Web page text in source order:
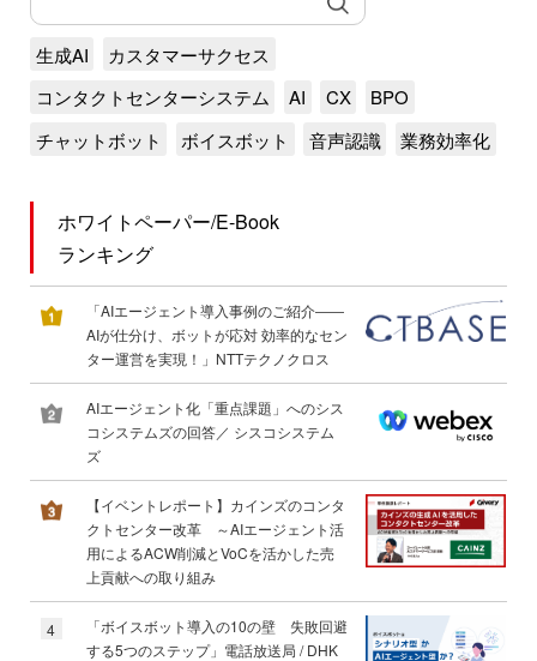
生成AI
カスタマーサクセス
コンタクトセンターシステム
AI CX
BPO
チャットボット
ボイスボット 音声認識 業務効率化
ホワイトペーパー/E-Book
ランキング
「AIエージェント導入事例のご紹介――
AIが仕分け、ボットが応対 効率的なセン
ター運営を実現！」NTTテクノクロス
AIエージェント化「重点課題」へのシス
コシステムズの回答／ シスコシステム
ズ
【イベントレポート】カインズのコンタ
クトセンター改革 ～AIエージェント活
用によるACW削減とVoCを活かした売
上貢献への取り組み
4
「ボイスボット導入の10の壁 失敗回避
する5つのステップ」電話放送局 / DHK